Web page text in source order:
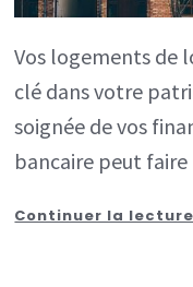
Vos logements de
clé dans votre
soignée de vos
bancaire peut
Continuer la lecture